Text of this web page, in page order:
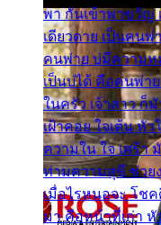
พา กันเข้าพาขวัญ
เดียวดาย เป็นคนพ่
คนพ่าย บ่มีความหม
เป็นบ่ได้ คือคนพ่า
ในครัว เจ้าสาว ก็มั
เฝ้าคอย ใจเต้น หั
ความใน ใจ เศร้า
ท่ามความสุขี ช่วย
เมื่อไรหนอจะ โช
มา คือหน้าที่เก่า หั